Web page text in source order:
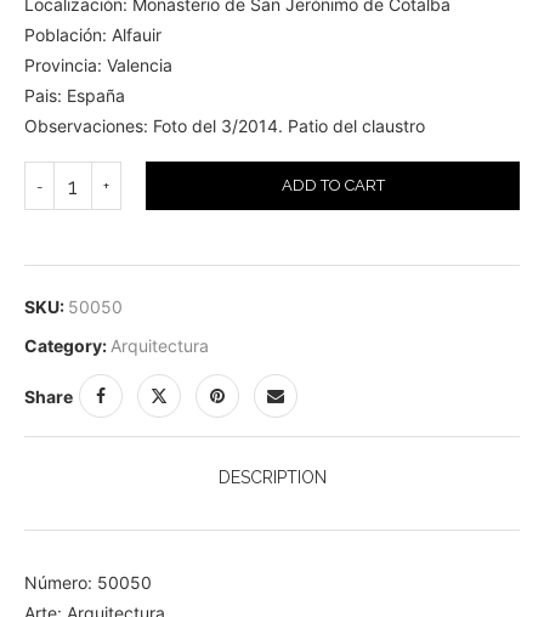
Localización: Monasterio de San Jerónimo de Cotalba
Población: Alfauir
Provincia: Valencia
Pais: España
Observaciones: Foto del 3/2014. Patio del claustro
ADD TO CART
SKU: 50050
Category: Arquitectura
Share
DESCRIPTION
Número: 50050
Arte: Arquitectura